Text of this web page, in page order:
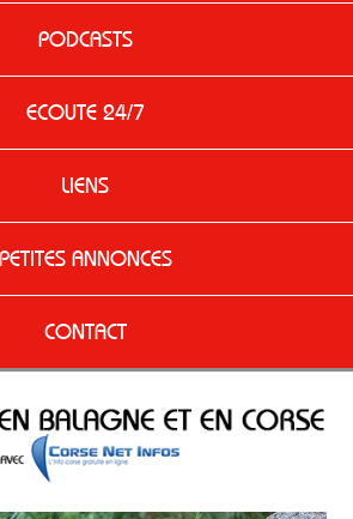
PODCASTS
ECOUTE 24/7
LIENS
PETITES ANNONCES
CONTACT